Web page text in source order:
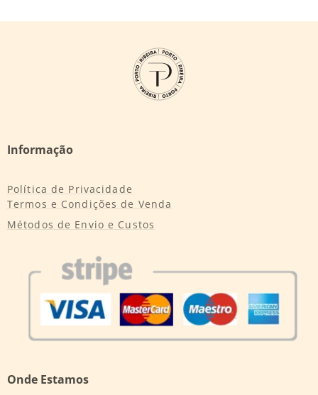
Informação
Política de Privacidade
Termos e Condições de Venda
Métodos de Envio e Custos
Onde Estamos